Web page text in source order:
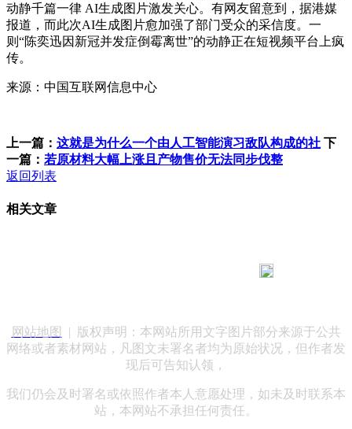
动静千篇一律 AI生成图片激发关心。有网友留意到，据港媒
报道，而此次AI生成图片愈加强了部门受众的采信度。一
则“陈奕迅因新冠并发症倒霉离世”的动静正在短视频平台上疯
传。
来源：中国互联网信息中心
上一篇： 这就是为什么一个由人工智能演习敌队构成的社 下
一篇： 若原材料大幅上涨且产物售价无法同步伐整
返回列表
相关文章
网站地图
| 版权声明：本网站所用文字图片部分来源于公共
网络或者素材网站，凡图文未署名者均为原始状况，但作者发
现后可告知认领，
我们仍会及时署名或依照作者本人意愿处理，如未及时联系本
站，本网站不承担任何责任。